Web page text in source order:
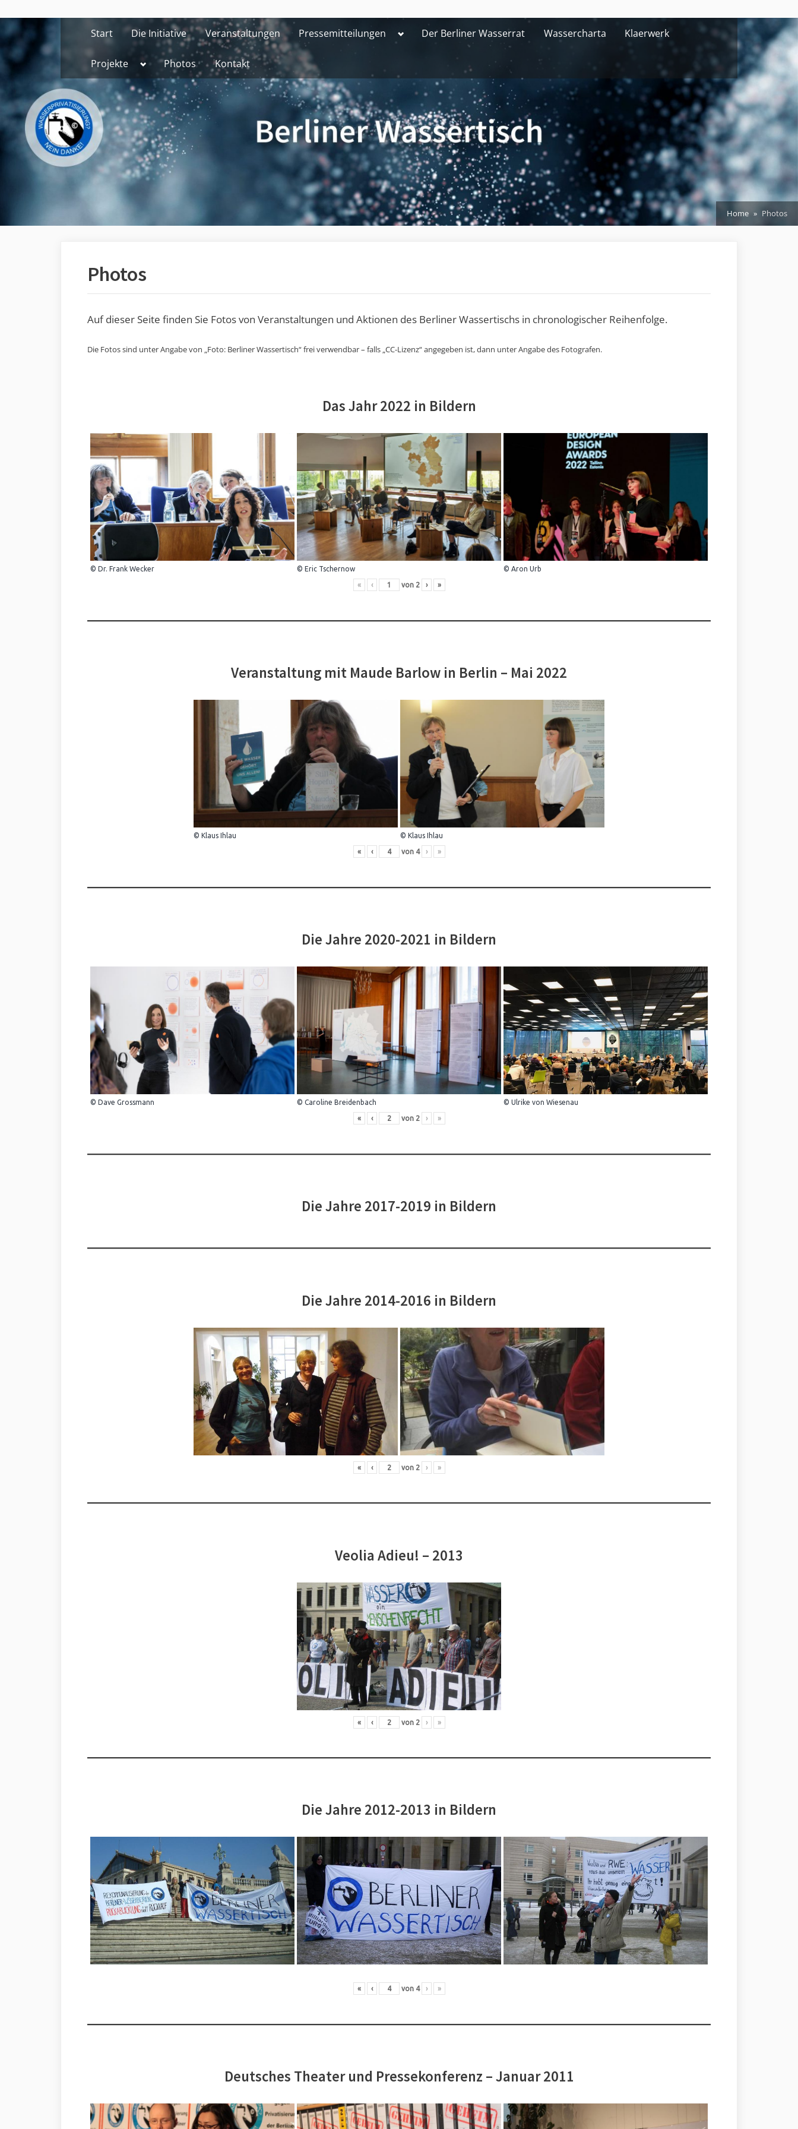
to
content
Start Die Initiative Veranstaltungen Pressemitteilungen ToggleDer Berliner Wasserrat Wassercharta Klaerwerk
Projekte Toggle
menu
Photos Kontakt
Home Photos
Photos
Auf dieser Seite finden Sie Fotos von Veranstaltungen und Aktionen des Berliner Wassertischs in chronologischer Reihenfolge.
Die Fotos sind unter Angabe von „Foto: Berliner Wassertisch“ frei verwendbar – falls „CC-Lizenz“ angegeben ist, dann unter Angabe des Fotografen.
Das Jahr 2022 in Bildern
© Dr. Frank Wecker © Eric Tschernow © Aron Urb
« ‹ von 2 › »
Veranstaltung mit Maude Barlow in Berlin – Mai 2022
© Klaus Ihlau © Klaus Ihlau
« ‹ von 4 › »
Die Jahre 2020-2021 in Bildern
© Dave Grossmann © Caroline Breidenbach © Ulrike von Wiesenau
« ‹ von 2 › »
Die Jahre 2017-2019 in Bildern
Die Jahre 2014-2016 in Bildern
« ‹ von 2 › »
Veolia Adieu! – 2013
« ‹ von 2 › »
Die Jahre 2012-2013 in Bildern
« ‹ von 4 › »
Deutsches Theater und Pressekonferenz – Januar 2011